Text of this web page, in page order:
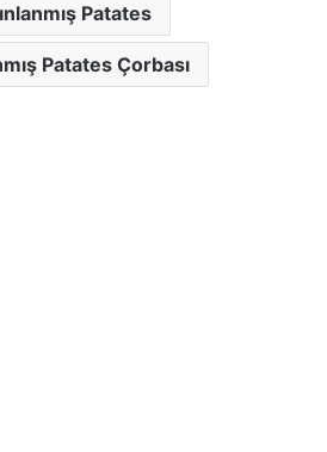
Patates
Patates Çorbası